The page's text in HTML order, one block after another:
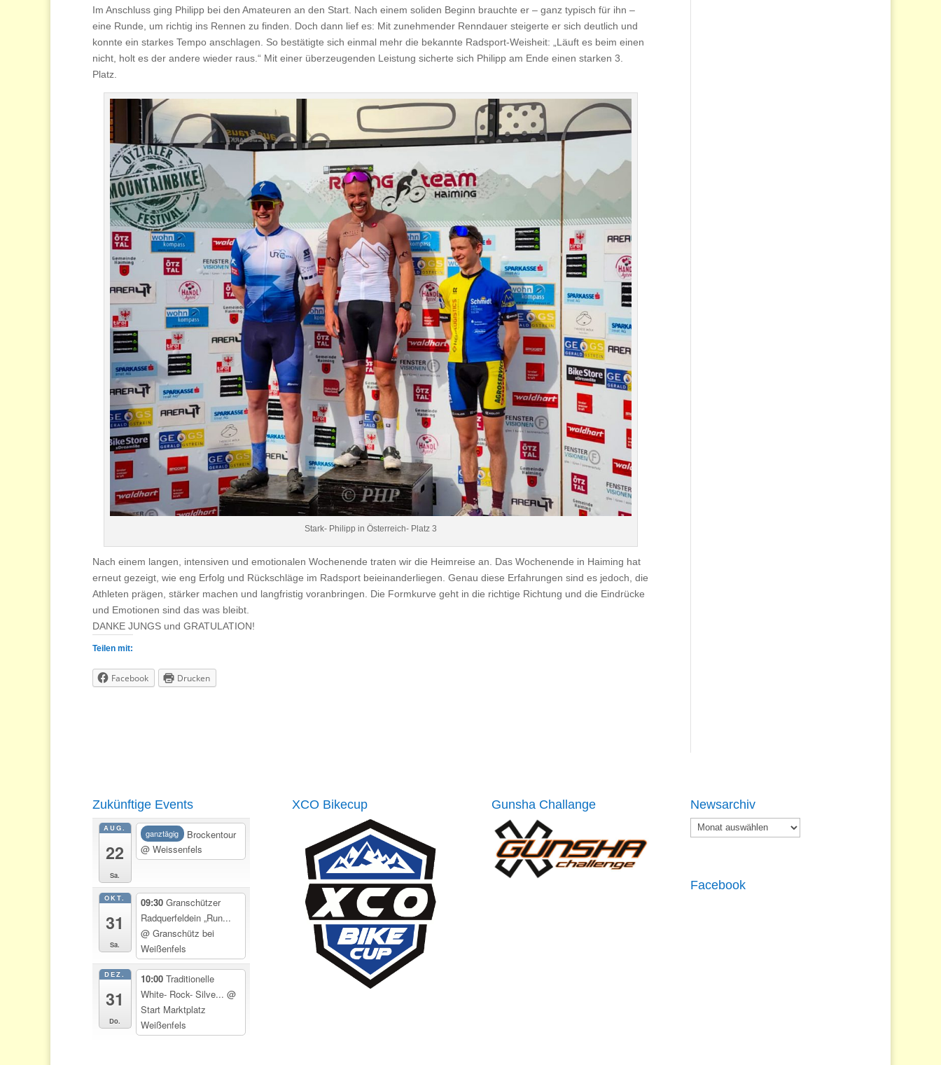
Im Anschluss ging Philipp bei den Amateuren an den Start. Nach einem soliden Beginn brauchte er – ganz typisch für ihn –
eine Runde, um richtig ins Rennen zu finden. Doch dann lief es: Mit zunehmender Renndauer steigerte er sich deutlich und
konnte ein starkes Tempo anschlagen. So bestätigte sich einmal mehr die bekannte Radsport-Weisheit: „Läuft es beim einen
nicht, holt es der andere wieder raus.“ Mit einer überzeugenden Leistung sicherte sich Philipp am Ende einen starken 3.
Platz.
Stark- Philipp in Österreich- Platz 3
Nach einem langen, intensiven und emotionalen Wochenende traten wir die Heimreise an. Das Wochenende in Haiming hat
erneut gezeigt, wie eng Erfolg und Rückschläge im Radsport beieinanderliegen. Genau diese Erfahrungen sind es jedoch, die
Athleten prägen, stärker machen und langfristig voranbringen. Die Formkurve geht in die richtige Richtung und die Eindrücke
und Emotionen sind das was bleibt.
DANKE JUNGS und GRATULATION!
Teilen mit:
Facebook Drucken
Zukünftige Events
AUG.
22
Sa.
ganztägig
Brockentour
@ Weissenfels
OKT.
31
Sa.
09:30 Granschützer
Radquerfeldein „Run...
@ Granschütz bei
Weißenfels
DEZ.
31
Do.
10:00 Traditionelle
White- Rock- Silve... @
Start Marktplatz
Weißenfels
XCO Bikecup Gunsha Challange Newsarchiv
Newsarchiv
Facebook